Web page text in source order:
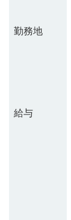
勤務地
給与